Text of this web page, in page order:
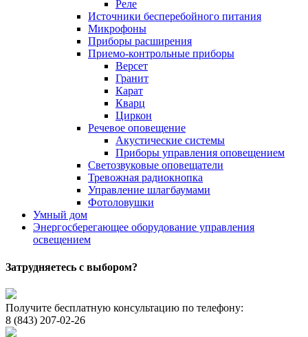
Реле
Источники бесперебойного питания
Микрофоны
Приборы расширения
Приемо-контрольные приборы
Версет
Гранит
Карат
Кварц
Циркон
Речевое оповещение
Акустические системы
Приборы управления оповещением
Светозвуковые оповещатели
Тревожная радиокнопка
Управление шлагбаумами
Фотоловушки
Умный дом
Энергосберегающее оборудование управления
освещением
Затрудняетесь с выбором?
Получите бесплатную консультацию по телефону:
8 (843) 207-02-26